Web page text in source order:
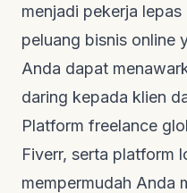
menjadi pekerja lepas
peluang bisnis online
Anda dapat
daring kepada klien
Platform freelance
Fiverr, serta platform
mempermudah Anda